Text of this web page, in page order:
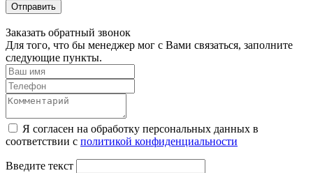
Отправить
Заказать обратный звонок
Для того, что бы менеджер мог с Вами связаться, заполните
следующие пункты.
Я согласен на обработку персональных данных в
соответствии с политикой конфиденциальности
Введите текст